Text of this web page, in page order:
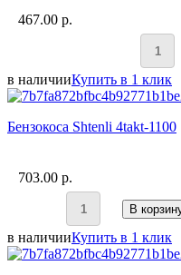
467.00 p.
в наличииКупить в 1 клик
Бензокоса Shtenli 4takt-1100
703.00 p.
В
в наличииКупить в 1 клик